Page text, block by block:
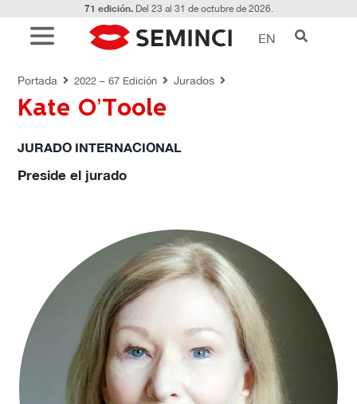
71 edición.Del 23 al 31 de octubre de 2026.
EN
Portada 2022 – 67 Edición Jurados
Kate O’Toole
JURADO INTERNACIONAL
Preside el jurado